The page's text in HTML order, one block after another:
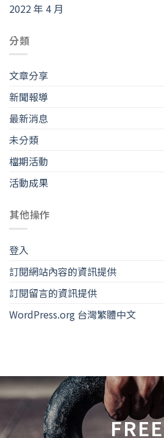
2022 年 4 月
分類
文章分享
新聞報導
最新消息
未分類
檔期活動
活動成果
其他操作
登入
訂閱網站內容的資訊提供
訂閱留言的資訊提供
WordPress.org 台灣繁體中文
FREE